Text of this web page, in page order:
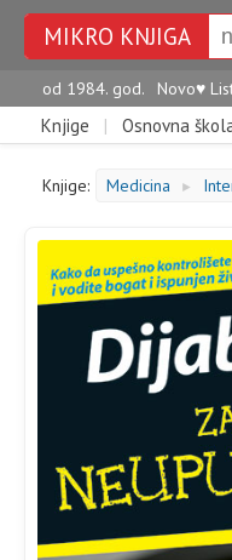
MIKRO KNJIGA
od 1984. god. Novo♥
Knjige | Osnovna
Knjige: Medicina ►